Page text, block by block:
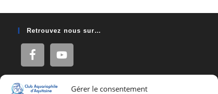
Gérer le consentement
Retrouvez nous sur…
Adresse